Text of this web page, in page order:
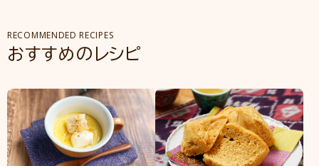
RECOMMENDED RECIPES
おすすめのレシピ